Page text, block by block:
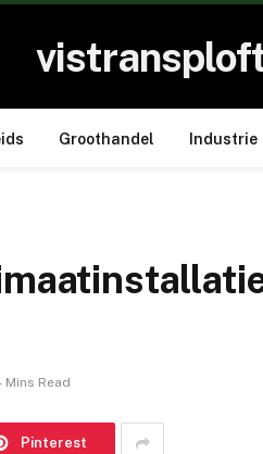
Groothandel Industrie
Mins Read
Pinterest